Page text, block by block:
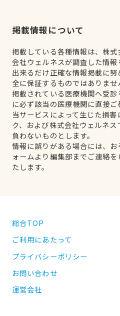
掲載情報について
掲載している各種情報は、株
会社ウェルネスが調査した情報
出来るだけ正確な情報掲載に
全に保証するものではありませ
掲載されている医療機関へ受
に必ず該当の医療機関に直接ご
当サービスによって生じた損
ク、および株式会社ウェルネ
負わないものとします。
情報に誤りがある場合には、
ォームより編集部までご連絡
たします。
総合TOP
ご利用にあたって
プライバシーポリシー
お問い合わせ
運営会社